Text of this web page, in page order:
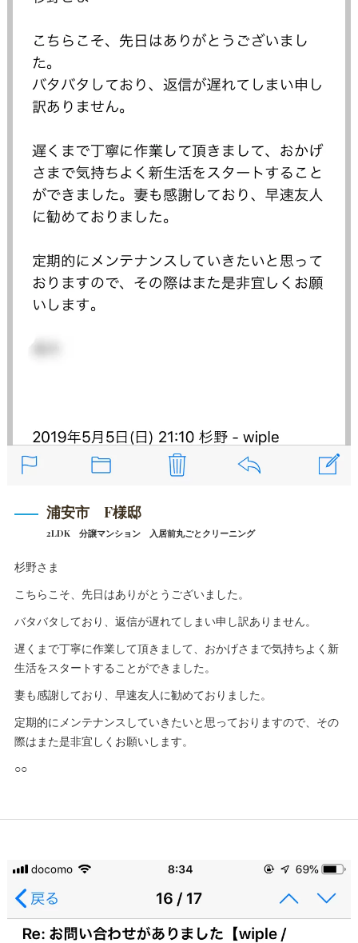
浦安市 F様邸
2LDK 分譲マンション 入居前丸ごとクリーニング
杉野さま
こちらこそ、先日はありがとうございました。
バタバタしており、返信が遅れてしまい申し訳ありません。
遅くまで丁寧に作業して頂きまして、おかげさまで気持ちよく新
生活をスタートすることができました。
妻も感謝しており、早速友人に勧めておりました。
定期的にメンテナンスしていきたいと思っておりますので、その
際はまた是非宜しくお願いします。
○○